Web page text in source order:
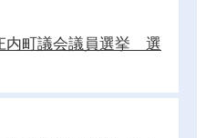
内町議会議員選挙 選